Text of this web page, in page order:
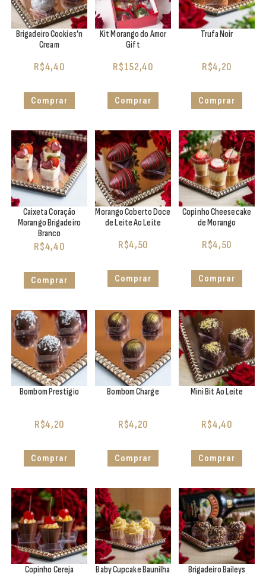
Brigadeiro Cookies’n
Cream
R$4,40
Comprar
Kit Morango do Amor
Gift
R$152,40
Comprar
Trufa Noir
R$4,20
Comprar
Caixeta Coração
Morango Brigadeiro
Branco
R$4,40
Comprar
Morango Coberto Doce
de Leite Ao Leite
R$4,50
Comprar
Copinho Cheesecake
de Morango
R$4,50
Comprar
Bombom Prestígio
R$4,20
Comprar
Bombom Charge
R$4,20
Comprar
Mini Bit Ao Leite
R$4,40
Comprar
Copinho Cereja Baby Cupcake Baunilha Brigadeiro Baileys